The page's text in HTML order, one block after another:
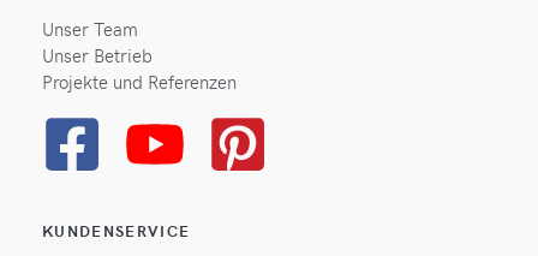
Unser Team
Unser Betrieb
Projekte und Referenzen
KUNDENSERVICE